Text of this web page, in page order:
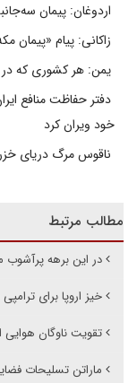
اردوغان: پیمان
زاکانی: پیام «پیمان
یمن: هر کشوری که در
دفتر حفاظت منافع
خود ویران کرد
ناقوس مرگ دریای خزر
مطالب مرتبط
در این برهه پرآشوب
خیز اروپا برای
تقویت ناوگان هوایی
ماراتن تسلیحات